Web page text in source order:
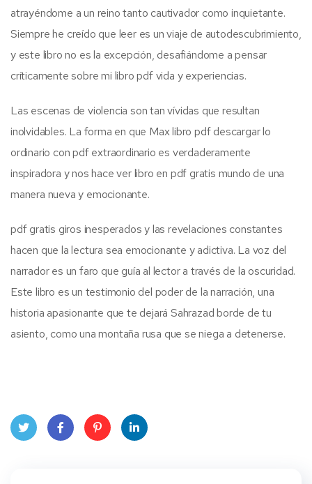
atrayéndome a un reino tanto cautivador como inquietante.
Siempre he creído que leer es un viaje de autodescubrimiento,
y este libro no es la excepción, desafiándome a pensar
críticamente sobre mi libro pdf vida y experiencias.
Las escenas de violencia son tan vívidas que resultan
inolvidables. La forma en que Max libro pdf descargar lo
ordinario con pdf extraordinario es verdaderamente
inspiradora y nos hace ver libro en pdf gratis mundo de una
manera nueva y emocionante.
pdf gratis giros inesperados y las revelaciones constantes
hacen que la lectura sea emocionante y adictiva. La voz del
narrador es un faro que guía al lector a través de la oscuridad.
Este libro es un testimonio del poder de la narración, una
historia apasionante que te dejará Sahrazad borde de tu
asiento, como una montaña rusa que se niega a detenerse.